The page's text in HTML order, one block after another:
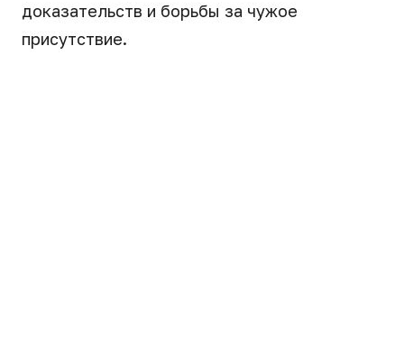
доказательств и борьбы за чужое
присутствие.